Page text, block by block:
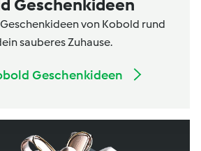
Geschenkideen
von Kobold rund
sauberes Zuhause.
Geschenkideen